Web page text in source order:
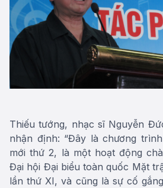
Thiếu tướng, nhạc sĩ Nguyễn
nhận định: “Đây là chương
mới thứ 2, là một hoạt động
Đại hội Đại biểu toàn quốc Mặt
lần thứ XI, và cũng là sự cố